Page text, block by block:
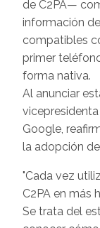
de C2PA—
información
compatibles
primer
forma nativa.
Al anunciar
Google,
la adopción
"Cada vez
C2PA en más
Se trata del